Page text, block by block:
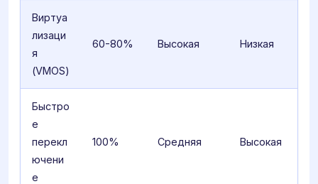
Виртуа
лизаци
я
(VMOS)
60-80% Высокая Низкая
Быстро
е
перекл
ючени
е
100% Средняя Высокая